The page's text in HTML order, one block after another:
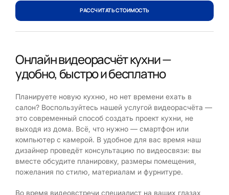
РАССЧИТАТЬ СТОИМОСТЬ
Онлайн видеорасчёт кухни —
удобно, быстро и бесплатно
Планируете новую кухню, но нет времени ехать в
салон? Воспользуйтесь нашей услугой видеорасчёта —
это современный способ создать проект кухни, не
выходя из дома. Всё, что нужно — смартфон или
компьютер с камерой. В удобное для вас время наш
дизайнер проведёт консультацию по видеосвязи: вы
вместе обсудите планировку, размеры помещения,
пожелания по стилю, материалам и фурнитуре.
Во время видеовстречи специалист на ваших глазах